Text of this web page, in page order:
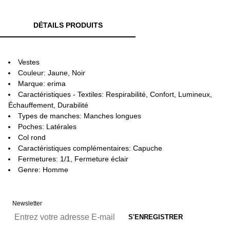
DÉTAILS PRODUITS
Vestes
Couleur: Jaune, Noir
Marque: erima
Caractéristiques - Textiles: Respirabilité, Confort, Lumineux,
Échauffement, Durabilité
Types de manches: Manches longues
Poches: Latérales
Col rond
Caractéristiques complémentaires: Capuche
Fermetures: 1/1, Fermeture éclair
Genre: Homme
Newsletter